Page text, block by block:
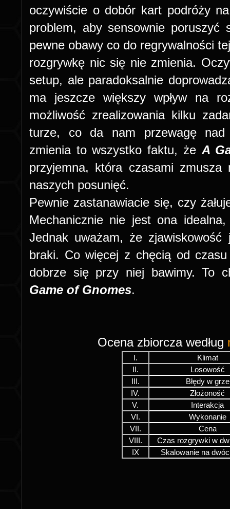
oczywiście o dobór kart podróży
problem, aby sensownie
pewne obawy co do regrywalności
rozgrywkę nic się nie zmienia.
setup, ale paradoksalnie
ma jeszcze większy wpływ na
możliwość zrealizowania kilku
turze, co da nam przewagę
zmienia to wszystko faktu, że A
przyjemna, która czasami zmusza
naszych posunięć.
Pewnie zastanawiacie się, czy
Mechanicznie nie jest ona
Jednak uważam, że
braki. Co więcej z chęcią od
dobrze się przy niej bawimy. To
Game of Gnomes.
Ocena zbiorcza według
I.
Klimat
II.
Losowość
III.
Błędy w grze
IV.
Złożoność
V.
Interakcja
VI.
Wykonanie
VII.
Cena
VIII.
Czas rozgrywki w
IX
Skalowanie na